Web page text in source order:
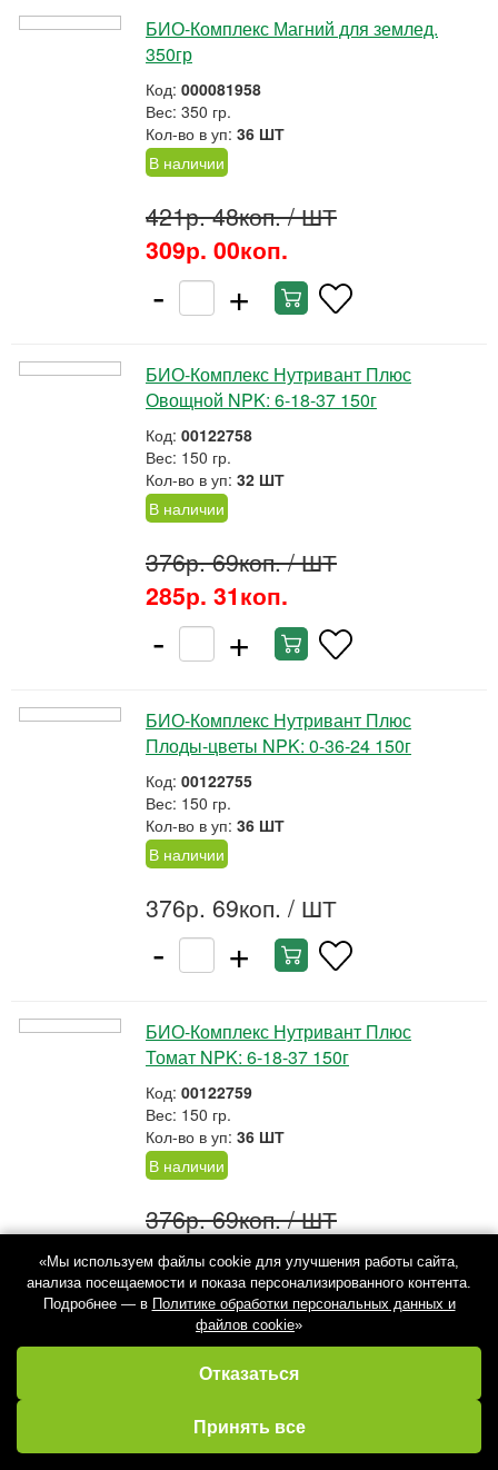
Избранное Кабинет
БИО-Комплекс Магний для землед.
350гр
Код: 000081958
Вес: 350 гр.
Кол-во в уп: 36 ШТ
В наличии
421р. 48коп./ ШТ
309р. 00коп.
- +
БИО-Комплекс Нутривант Плюс
Овощной NPK: 6-18-37 150г
Код: 00122758
Вес: 150 гр.
Кол-во в уп: 32 ШТ
В наличии
376р. 69коп./ ШТ
285р. 31коп.
- +
БИО-Комплекс Нутривант Плюс
Плоды-цветы NPK: 0-36-24 150г
Код: 00122755
Вес: 150 гр.
Кол-во в уп: 36 ШТ
В наличии
376р. 69коп. / ШТ
- +
БИО-Комплекс Нутривант Плюс
Томат NPK: 6-18-37 150г
Код: 00122759
Вес: 150 гр.
Кол-во в уп: 36 ШТ
В наличии
376р. 69коп./ ШТ
285р. 31коп.
- +
БИО-Комплекс Нутривант Плюс
00122762
Вес: 150 гр.
«Мы используем файлы cookie для улучшения работы сайта,
анализа посещаемости и показа персонализированного контента.
Подробнее — в Политике обработки персональных данных и
файлов cookie»
Отказаться
Принять все